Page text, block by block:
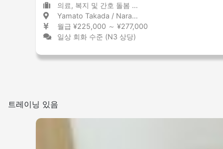
의료, 복지 및 간호 돌봄 시설
Yamato Takada / Nara 大和高田 / 奈良県
월급 ¥225,000 ～ ¥277,000
일상 회화 수준 (N3 상당)
트레이닝 있음